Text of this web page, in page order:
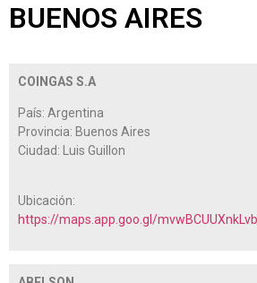
BUENOS AIRES
COINGAS S.A
País: Argentina
Provincia: Buenos Aires
Ciudad: Luis Guillon
Ubicación:
https://maps.app.goo.gl/